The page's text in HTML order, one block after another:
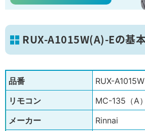
RUX-A1015W(A)-Eの基
品番
RUX-
リモコン
MC-135（A
メーカー
Rinnai